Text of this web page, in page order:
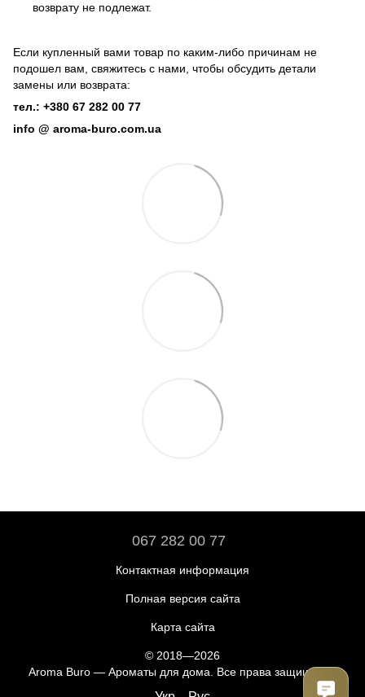
возврату не подлежат.
Если купленный вами товар по каким-либо причинам не
подошел вам, свяжитесь с нами, чтобы обсудить детали
замены или возврата:
тел.: +380 67 282 00 77
info @ aroma-buro.com.ua
067 282 00 77
Контактная информация
Полная версия сайта
Карта сайта
© 2018—2026
Aroma Buro — Ароматы для дома. Все права защищены.